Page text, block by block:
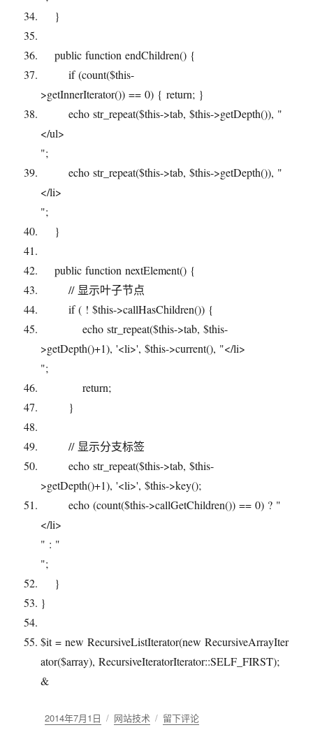
}
public function endChildren() {
if(count($this-
>getInnerIterator()) == 0) {return; }
echo str_repeat($this->tab,$this->getDepth()), "
</ul>
";
echo str_repeat($this->tab,$this->getDepth()), "
</li>
";
}
public function nextElement() {
// 显示叶子节点
if( !$this->callHasChildren()) {
echo str_repeat($this->tab,$this-
>getDepth()+1),'<li>',$this->current(), "</li>
";
return;
}
// 显示分支标签
echo str_repeat($this->tab,$this-
>getDepth()+1),'<li>',$this->key();
echo (count($this->callGetChildren()) == 0) ? "
</li>
" : "
";
}
}
$it=new RecursiveListIterator(new RecursiveArrayIter
ator($array), RecursiveIteratorIterator::SELF_FIRST);
&
发
2014年7月1日
分
网站技术
于
留下评论